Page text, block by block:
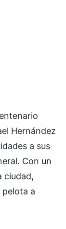
Hernández
a sus
Con un
ciudad,
a